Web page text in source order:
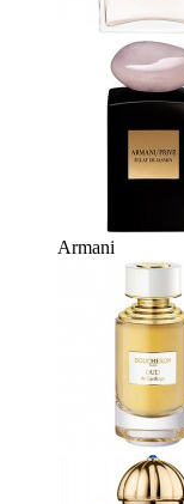
Armani